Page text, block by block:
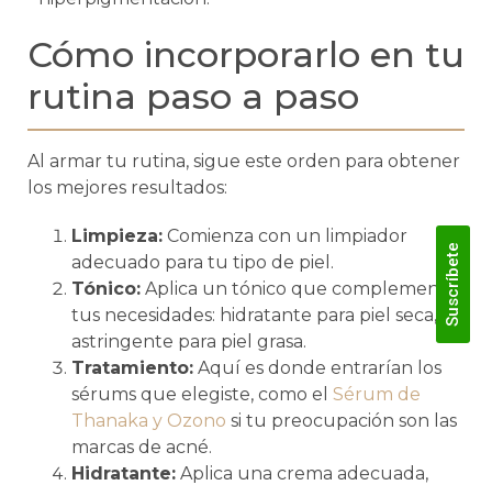
Cómo incorporarlo en tu
rutina paso a paso
Al armar tu rutina, sigue este orden para obtener
los mejores resultados:
Limpieza: Comienza con un limpiador
adecuado para tu tipo de piel.
Tónico: Aplica un tónico que complemente
tus necesidades: hidratante para piel seca,
astringente para piel grasa.
Tratamiento: Aquí es donde entrarían los
sérums que elegiste, como el Sérum de
Thanaka y Ozono si tu preocupación son las
marcas de acné.
Hidratante: Aplica una crema adecuada,
Suscríbete